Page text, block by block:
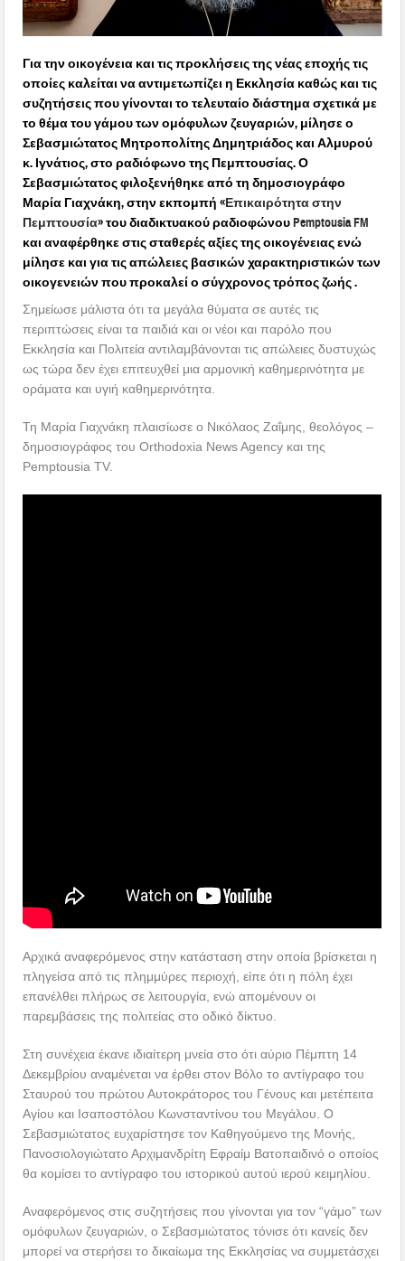
Για την οικογένεια και τις προκλήσεις της νέας εποχής τις
οποίες καλείται να αντιμετωπίζει η Εκκλησία καθώς και τις
συζητήσεις που γίνονται το τελευταίο διάστημα σχετικά με
το θέμα του γάμου των ομόφυλων ζευγαριών, μίλησε ο
Σεβασμιώτατος Μητροπολίτης Δημητριάδος και Αλμυρού
κ. Ιγνάτιος, στο ραδιόφωνο της Πεμπτουσίας. Ο
Σεβασμιώτατος φιλοξενήθηκε από τη δημοσιογράφο
Μαρία Γιαχνάκη, στην εκπομπή «Επικαιρότητα στην
Πεμπτουσία» του διαδικτυακού ραδιοφώνουPemptousia FM
και αναφέρθηκε στις σταθερές αξίες της οικογένειας ενώ
μίλησε και για τις απώλειες βασικών χαρακτηριστικών των
οικογενειών που προκαλεί ο σύγχρονος τρόπος ζωής .
Σημείωσε μάλιστα ότι τα μεγάλα θύματα σε αυτές τις
περιπτώσεις είναι τα παιδιά και οι νέοι και παρόλο που
Εκκλησία και Πολιτεία αντιλαμβάνονται τις απώλειες δυστυχώς
ως τώρα δεν έχει επιτευχθεί μια αρμονική καθημερινότητα με
οράματα και υγιή καθημερινότητα.
Τη Μαρία Γιαχνάκη πλαισίωσε ο Νικόλαος Ζαΐμης, θεολόγος –
δημοσιογράφος του Orthodoxia News Agency και της
Pemptousia TV.
Αρχικά αναφερόμενος στην κατάσταση στην οποία βρίσκεται η
πληγείσα από τις πλημμύρες περιοχή, είπε ότι η πόλη έχει
επανέλθει πλήρως σε λειτουργία, ενώ απομένουν οι
παρεμβάσεις της πολιτείας στο οδικό δίκτυο.
Στη συνέχεια έκανε ιδιαίτερη μνεία στο ότι αύριο Πέμπτη 14
Δεκεμβρίου αναμένεται να έρθει στον Βόλο το αντίγραφο του
Σταυρού του πρώτου Αυτοκράτορος του Γένους και μετέπειτα
Αγίου και Ισαποστόλου Κωνσταντίνου του Μεγάλου. Ο
Σεβασμιώτατος ευχαρίστησε τον Καθηγούμενο της Μονής,
Πανοσιολογιώτατο Αρχιμανδρίτη Εφραίμ Βατοπαιδινό ο οποίος
θα κομίσει το αντίγραφο του ιστορικού αυτού ιερού κειμηλίου.
Αναφερόμενος στις συζητήσεις που γίνονται για τον “γάμο” των
ομόφυλων ζευγαριών, ο Σεβασμιώτατος τόνισε ότι κανείς δεν
μπορεί να στερήσει το δικαίωμα της Εκκλησίας να συμμετάσχει